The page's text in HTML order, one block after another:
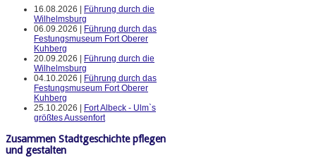
16.08.2026 |
Führung durch die
Wilhelmsburg
06.09.2026 |
Führung durch das
Festungsmuseum Fort Oberer
Kuhberg
20.09.2026 |
Führung durch die
Wilhelmsburg
04.10.2026 |
Führung durch das
Festungsmuseum Fort Oberer
Kuhberg
25.10.2026 |
Fort Albeck - Ulm`s
größtes Aussenfort
Zusammen Stadtgeschichte pflegen
und gestalten